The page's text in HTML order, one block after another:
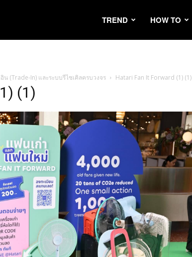
TREND HOW TO
น (Trade-In) และระบบรีไซเคิลครบวงจร Hatari Fan It Forward (1) (1)
(1)